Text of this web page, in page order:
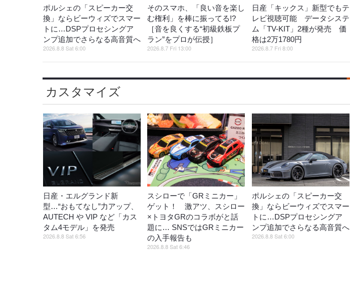
ポルシェの「スピーカー交
換」ならビーウィズでスマー
トに…DSPプロセシングア
ンプ追加でさらなる高音質へ
2026.8.8 Sat 6:00
そのスマホ、「良い音を楽し
む権利」を棒に振ってる!?
［音を良くする“初級鉄板プ
ラン”をプロが伝授］
2026.8.7 Fri 13:00
日産「キックス」新型でもテ
レビ視聴可能 データシステ
ム「TV-KIT」2種が発売 価
格は2万1780円
2026.8.7 Fri 8:00
カスタマイズ
日産・エルグランド新
型…“おもてなし”力アップ、
AUTECH や VIP など「カス
タム4モデル」を発売
2026.8.8 Sat 6:56
スシローで「GRミニカー」
ゲット！ 激アツ、スシロー
×トヨタGRのコラボがと話
題に… SNSではGRミニカー
の入手報告も
2026.8.8 Sat 6:46
ポルシェの「スピーカー交
換」ならビーウィズでスマー
トに…DSPプロセシングア
ンプ追加でさらなる高音質へ
2026.8.8 Sat 6:00